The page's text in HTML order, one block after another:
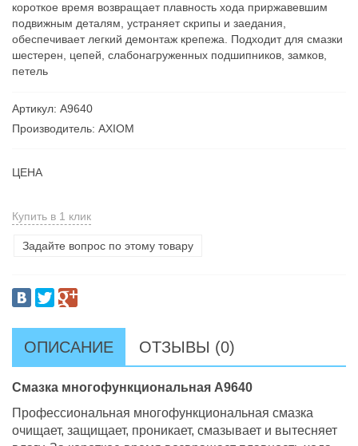
короткое время возвращает плавность хода приржавевшим
подвижным деталям, устраняет скрипы и заедания,
обеспечивает легкий демонтаж крепежа. Подходит для смазки
шестерен, цепей, слабонагруженных подшипников, замков,
петель
Артикул: А9640
Производитель: AXIOM
ЦЕНА
Купить в 1 клик
Задайте вопрос по этому товару
ОПИСАНИЕ ОТЗЫВЫ (0)
Смазка многофункциональная А9640
Профессиональная многофункциональная смазка
очищает, защищает, проникает, смазывает и вытесняет